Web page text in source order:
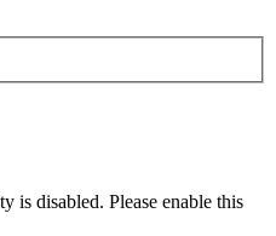
is disabled. Please enable this